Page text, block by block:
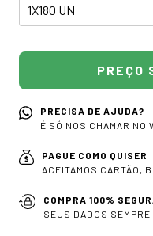
PRECISA DE AJUDA?
É SÓ NOS CHAMAR NO
PAGUE COMO QUISER
ACEITAMOS CARTÃO,
COMPRA 100%
SEUS DADOS SEMPRE